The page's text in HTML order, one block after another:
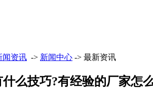
闻资讯 -> 新闻中心 -> 最新资讯
么技巧?有经验的厂家怎